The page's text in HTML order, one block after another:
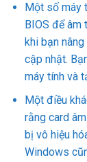
Một số máy
BIOS để âm
khi bạn
cập nhật.
máy tính và
Một điều
rằng card
bị vô hiệu
Windows